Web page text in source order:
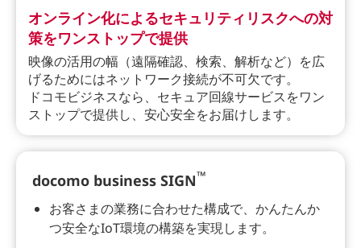
オンライン化によるセキュリティリスクへの対
策をワンストップで提供
映像の活用の幅（遠隔確認、検索、解析など）を広
げるためにはネットワーク接続が不可欠です。
ドコモビジネスなら、セキュア回線サービスをワン
ストップで提供し、安心安全をお届けします。
docomo business SIGN™
お客さまの業務に合わせた構成で、かんたんか
つ安全なIoT環境の構築を実現します。